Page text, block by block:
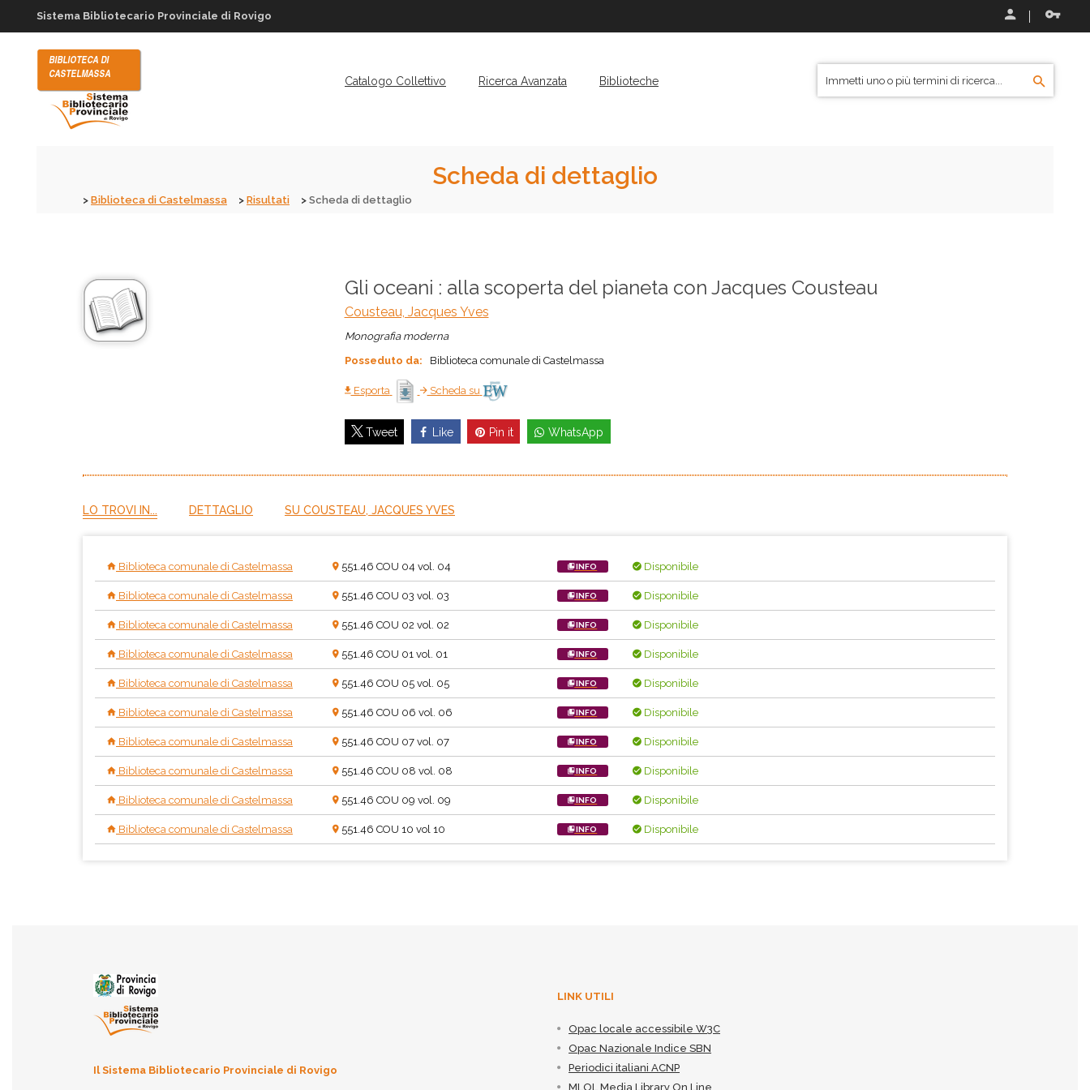
Sistema Bibliotecario Provinciale di Rovigo
Catalogo Collettivo Ricerca Avanzata Biblioteche
Scheda di dettaglio
Biblioteca di Castelmassa Risultati Scheda di dettaglio
Gli oceani : alla scoperta del pianeta con Jacques Cousteau
Cousteau, Jacques Yves
Monografia moderna
Posseduto da:
Biblioteca comunale di Castelmassa
Esporta Scheda su
Tweet Like Pin it WhatsApp
LO TROVI IN... DETTAGLIO SU COUSTEAU, JACQUES YVES
Biblioteca comunale di Castelmassa 551.46 COU 04 vol. 04 INFO Disponibile
Biblioteca comunale di Castelmassa 551.46 COU 03 vol. 03 INFO Disponibile
Biblioteca comunale di Castelmassa 551.46 COU 02 vol. 02 INFO Disponibile
Biblioteca comunale di Castelmassa 551.46 COU 01 vol. 01 INFO Disponibile
Biblioteca comunale di Castelmassa 551.46 COU 05 vol. 05 INFO Disponibile
Biblioteca comunale di Castelmassa 551.46 COU 06 vol. 06 INFO Disponibile
Biblioteca comunale di Castelmassa 551.46 COU 07 vol. 07 INFO Disponibile
Biblioteca comunale di Castelmassa 551.46 COU 08 vol. 08 INFO Disponibile
Biblioteca comunale di Castelmassa 551.46 COU 09 vol. 09 INFO Disponibile
Biblioteca comunale di Castelmassa 551.46 COU 10 vol 10 INFO Disponibile
Il Sistema Bibliotecario Provinciale di Rovigo
LINK UTILI
Opac locale accessibile W3C
Opac Nazionale Indice SBN
Periodici italiani ACNP
MLOL Media Library On Line